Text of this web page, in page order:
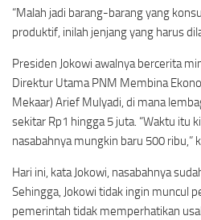
“Malah jadi barang-barang yang
produktif, inilah jenjang yang harus
Presiden Jokowi awalnya bercerita
Direktur Utama PNM Membina
Mekaar) Arief Mulyadi, di mana
sekitar Rp1 hingga 5 juta. “Waktu itu
nasabahnya mungkin baru 500 ribu,”
Hari ini, kata Jokowi, nasabahnya
Sehingga, Jokowi tidak ingin muncul
pemerintah tidak memperhatikan